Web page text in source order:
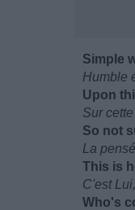
Simple
Humble
Upon
Sur
So not
La
This is
C'est
Who's